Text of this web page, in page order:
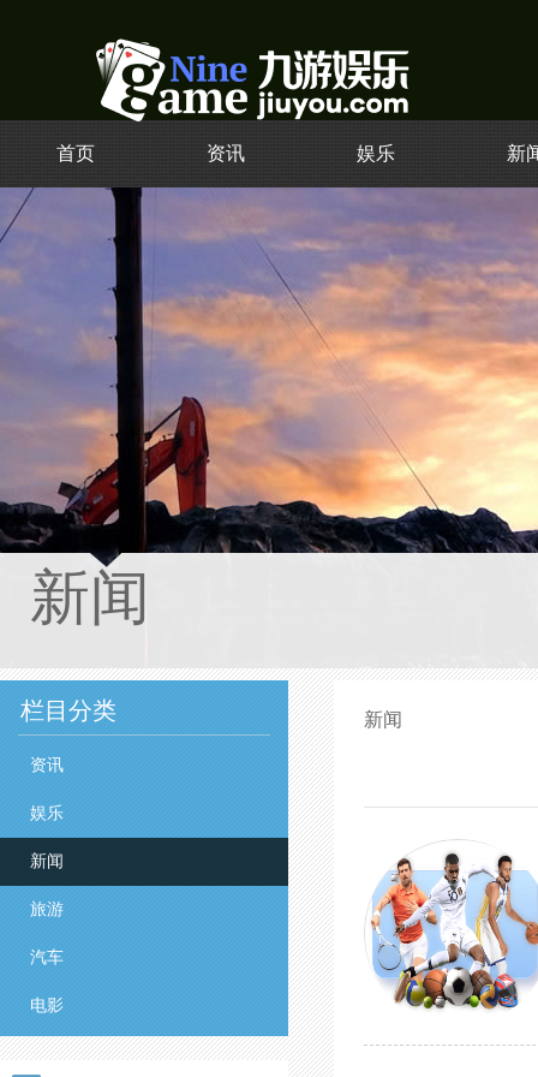
首页 资讯 娱乐 新
新闻
栏目分类
资讯
娱乐
新闻
旅游
汽车
电影
新闻